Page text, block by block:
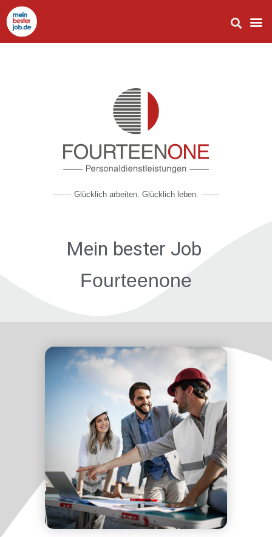
Glücklich arbeiten. Glücklich leben.
Mein bester Job
Fourteenone